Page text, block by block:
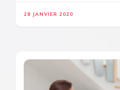
28 JANVIER 2020